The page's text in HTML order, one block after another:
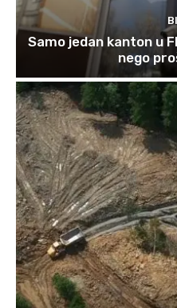
Samo jedan kanton u
nego